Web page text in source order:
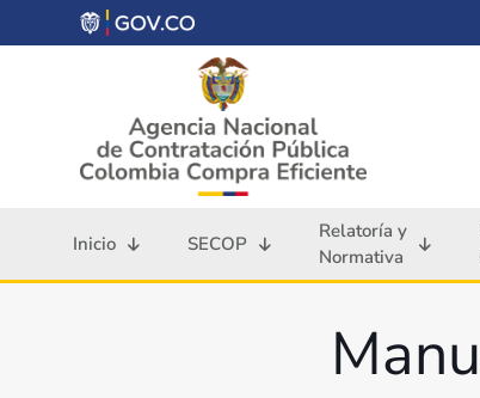
Inicio SECOP
Relatoría y
Normativa